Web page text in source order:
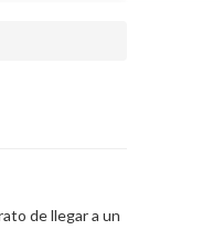
de llegar a un